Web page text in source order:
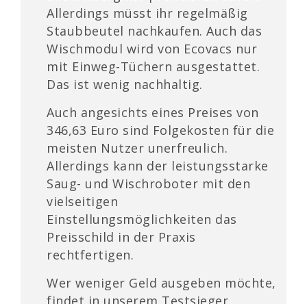
Allerdings müsst ihr regelmäßig
Staubbeutel nachkaufen. Auch das
Wischmodul wird von Ecovacs nur
mit Einweg-Tüchern ausgestattet.
Das ist wenig nachhaltig.
Auch angesichts eines Preises von
346,63 Euro sind Folgekosten für die
meisten Nutzer unerfreulich.
Allerdings kann der leistungsstarke
Saug- und Wischroboter mit den
vielseitigen
Einstellungsmöglichkeiten das
Preisschild in der Praxis
rechtfertigen.
Wer weniger Geld ausgeben möchte,
findet in unserem Testsieger